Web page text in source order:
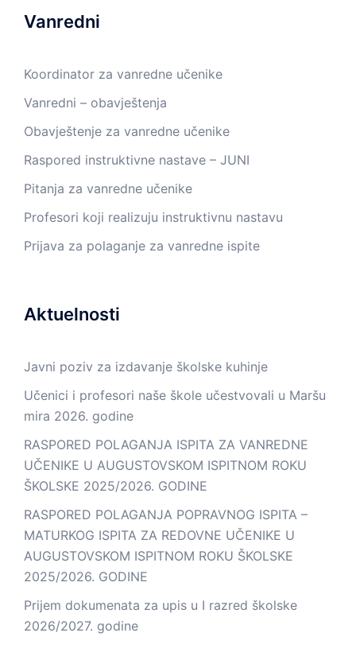
Vanredni
Koordinator za vanredne učenike
Vanredni – obavještenja
Obavještenje za vanredne učenike
Raspored instruktivne nastave – JUNI
Pitanja za vanredne učenike
Profesori koji realizuju instruktivnu nastavu
Prijava za polaganje za vanredne ispite
Aktuelnosti
Javni poziv za izdavanje školske kuhinje
Učenici i profesori naše škole učestvovali u Maršu
mira 2026. godine
RASPORED POLAGANJA ISPITA ZA VANREDNE
UČENIKE U AUGUSTOVSKOM ISPITNOM ROKU
ŠKOLSKE 2025/2026. GODINE
RASPORED POLAGANJA POPRAVNOG ISPITA –
MATURKOG ISPITA ZA REDOVNE UČENIKE U
AUGUSTOVSKOM ISPITNOM ROKU ŠKOLSKE
2025/2026. GODINE
Prijem dokumenata za upis u I razred školske
2026/2027. godine